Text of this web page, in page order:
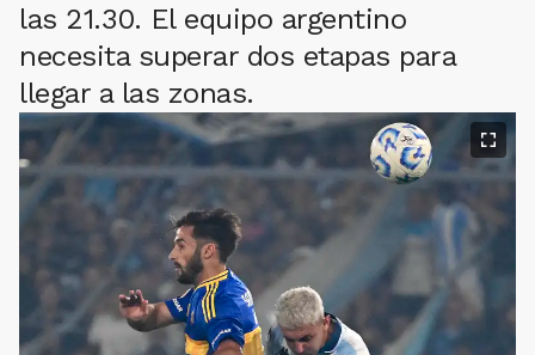
las 21.30. El equipo argentino
necesita superar dos etapas para
llegar a las zonas.